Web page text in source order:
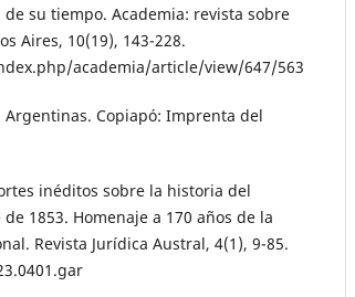
su tiempo. Academia: revista sobre
Aires, 10(19), 143-228.
academia/article/view/647/563
Argentinas. Copiapó: Imprenta del
inéditos sobre la historia del
1853. Homenaje a 170 años de la
Revista Jurídica Austral, 4(1), 9-85.